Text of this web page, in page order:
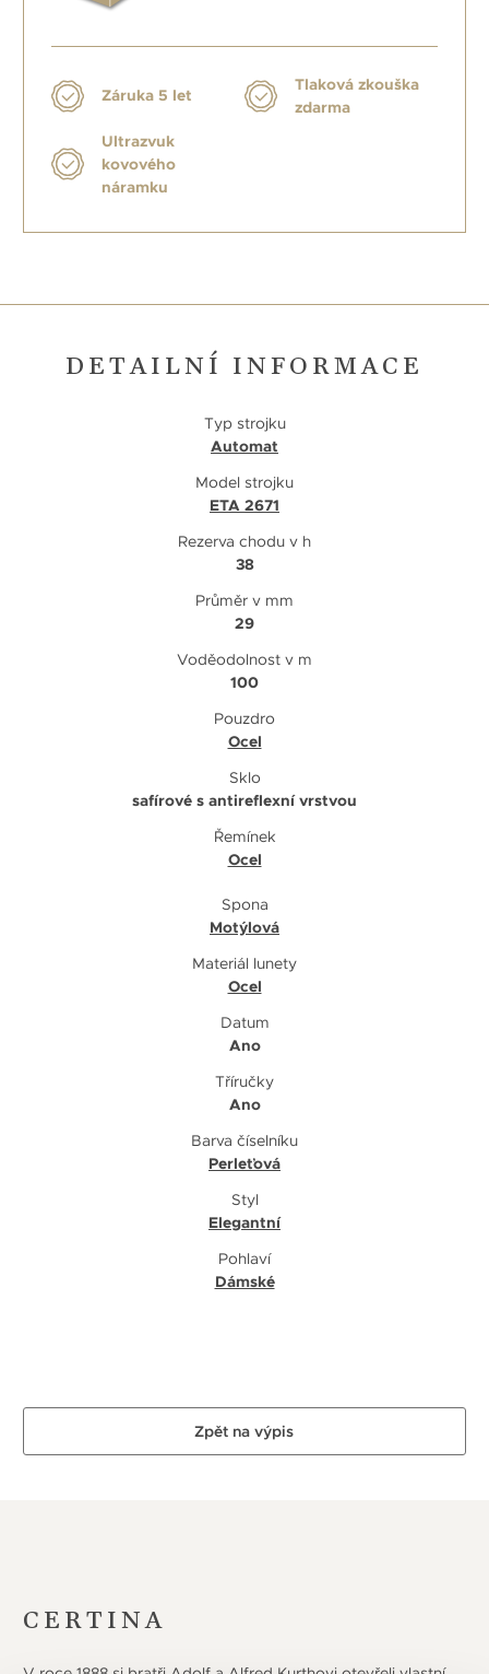
Záruka 5 let
Tlaková zkouška
zdarma
Ultrazvuk
kovového
náramku
DETAILNÍ INFORMACE
Typ strojku
Automat
Model strojku
ETA 2671
Rezerva chodu v h
38
Průměr v mm
29
Voděodolnost v m
100
Pouzdro
Ocel
Sklo
safírové s antireflexní vrstvou
Řemínek
Ocel
Spona
Motýlová
Materiál lunety
Ocel
Datum
Ano
Tříručky
Ano
Barva číselníku
Perleťová
Styl
Elegantní
Pohlaví
Dámské
Zpět na výpis
CERTINA